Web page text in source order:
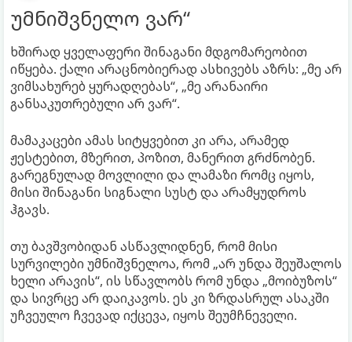
უმნიშვნელო ვარ“
ხშირად ყველაფერი შინაგანი მდგომარეობით
იწყება. ქალი არაცნობიერად ასხივებს აზრს: „მე არ
ვიმსახურებ ყურადღებას“, „მე არანაირი
განსაკუთრებული არ ვარ“.
მამაკაცები ამას სიტყვებით კი არა, არამედ
ჟესტებით, მზერით, პოზით, მანერით გრძნობენ.
გარეგნულად მოვლილი და ლამაზი რომც იყოს,
მისი შინაგანი სიგნალი სუსტ და არამყუდროს
ჰგავს.
თუ ბავშვობიდან ასწავლიდნენ, რომ მისი
სურვილები უმნიშვნელოა, რომ „არ უნდა შეუშალოს
ხელი არავის“, ის სწავლობს რომ უნდა „მოიბუზოს“
და სივრცე არ დაიკავოს. ეს კი ზრდასრულ ასაკში
უჩვეულო ჩვევად იქცევა, იყოს შეუმჩნეველი.